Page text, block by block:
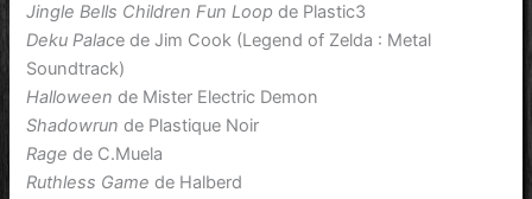
Jingle Bells Children Fun Loop de Plastic3
Deku Palace de Jim Cook (Legend of Zelda : Metal
Soundtrack)
Halloween de Mister Electric Demon
Shadowrun de Plastique Noir
Rage de C.Muela
Ruthless Game de Halberd